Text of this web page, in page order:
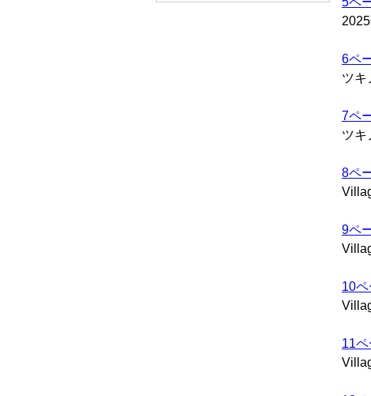
6ペ
ツキ
7ペ
ツキ
8ペ
9ペ
10
11